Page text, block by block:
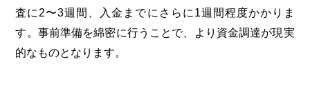
査に2〜3週間、入金までにさらに1週間程度かかりま
す。事前準備を綿密に行うことで、より資金調達が現実
的なものとなります。